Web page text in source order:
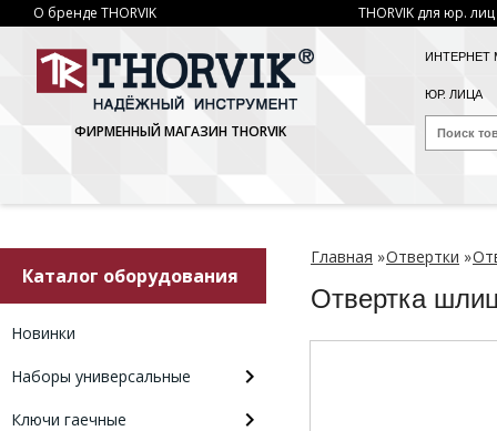
О бренде THORVIK THORVIK для юр. лиц
ФИРМЕННЫЙ МАГАЗИН THORVIK
ИНТЕРНЕТ
ЮР. ЛИЦА
Каталог оборудования
Новинки
Наборы универсальные
Ключи гаечные
Главная »Отвертки »
Отвертка